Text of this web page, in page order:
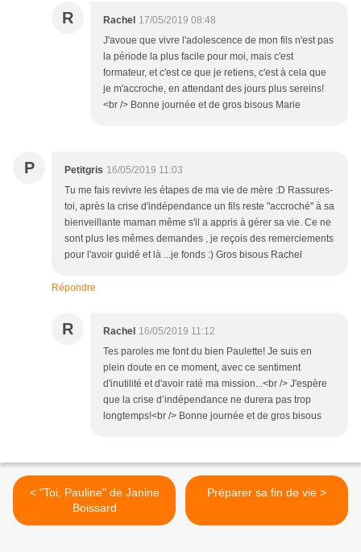
R Rachel 17/05/2019 08:48
J'avoue que vivre l'adolescence de mon fils n'est pas
la période la plus facile pour moi, mais c'est
formateur, et c'est ce que je retiens, c'est à cela que
je m'accroche, en attendant des jours plus sereins!
<br /> Bonne journée et de gros bisous Marie
P Petitgris 16/05/2019 11:03
Tu me fais revivre les étapes de ma vie de mère :D Rassures-
toi, après la crise d'indépendance un fils reste "accroché" à sa
bienveillante maman même s'il a appris à gérer sa vie. Ce ne
sont plus les mêmes demandes , je reçois des remerciements
pour l'avoir guidé et là ...je fonds :) Gros bisous Rachel
Répondre
R Rachel 16/05/2019 11:12
Tes paroles me font du bien Paulette! Je suis en
plein doute en ce moment, avec ce sentiment
d'inutilité et d'avoir raté ma mission...<br /> J'espère
que la crise d’indépendance ne durera pas trop
longtemps!<br /> Bonne journée et de gros bisous
< "Toi, Pauline" de Janine
Boissard
Préparer sa fin de vie >